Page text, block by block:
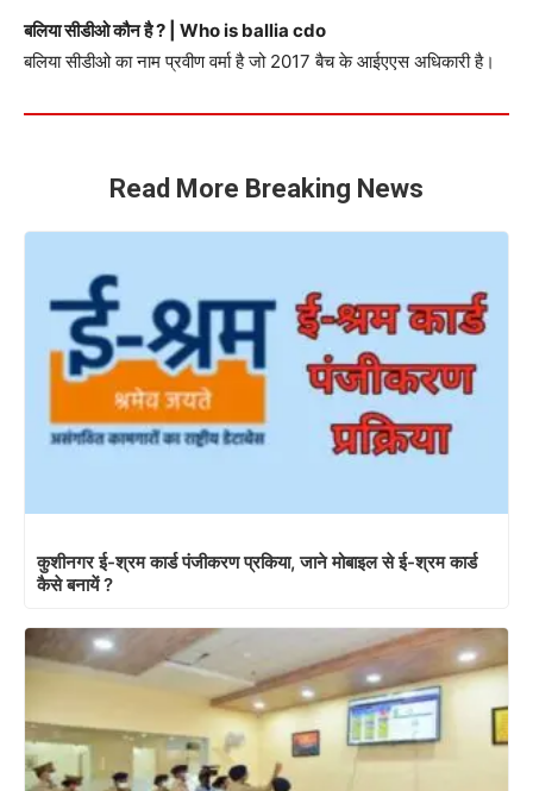
बलिया सीडीओ कौन है ? | Who is ballia cdo
बलिया सीडीओ का नाम प्रवीण वर्मा है जो 2017 बैच के आईएएस अधिकारी है।
Read More Breaking News
कुशीनगर ई-श्रम कार्ड पंजीकरण प्रकिया, जाने मोबाइल से ई-श्रम कार्ड
कैसे बनायें ?